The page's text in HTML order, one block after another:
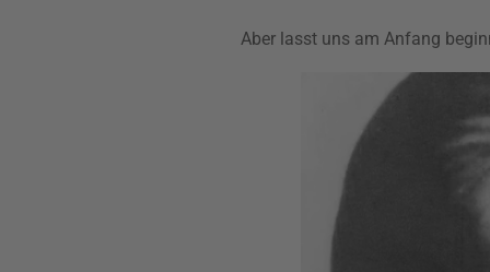
Aber lasst uns am Anfang